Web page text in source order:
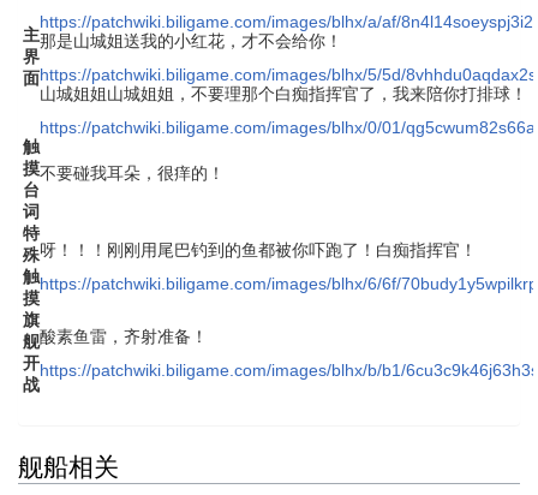
主
界
面
https://patchwiki.biligame.com/images/blhx/a/af/
那是山城姐送我的小红花，才不会给你！
https://patchwiki.biligame.com/images/blhx/5/5d/
山城姐姐山城姐姐，不要理那个白痴指挥官了，我来陪你打排球！
https://patchwiki.biligame.com/images/blhx/0/01/
触
摸
台
词
不要碰我耳朵，很痒的！
特
殊
触
摸
呀！！！刚刚用尾巴钓到的鱼都被你吓跑了！白痴指挥官！
https://patchwiki.biligame.com/images/blhx/6/6f/
旗
舰
开
战
酸素鱼雷，齐射准备！
https://patchwiki.biligame.com/images/blhx/b/b1/
舰船相关